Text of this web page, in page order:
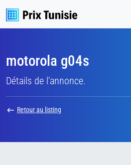
motorola g04s
Détails de l'annonce.
Retour au listing